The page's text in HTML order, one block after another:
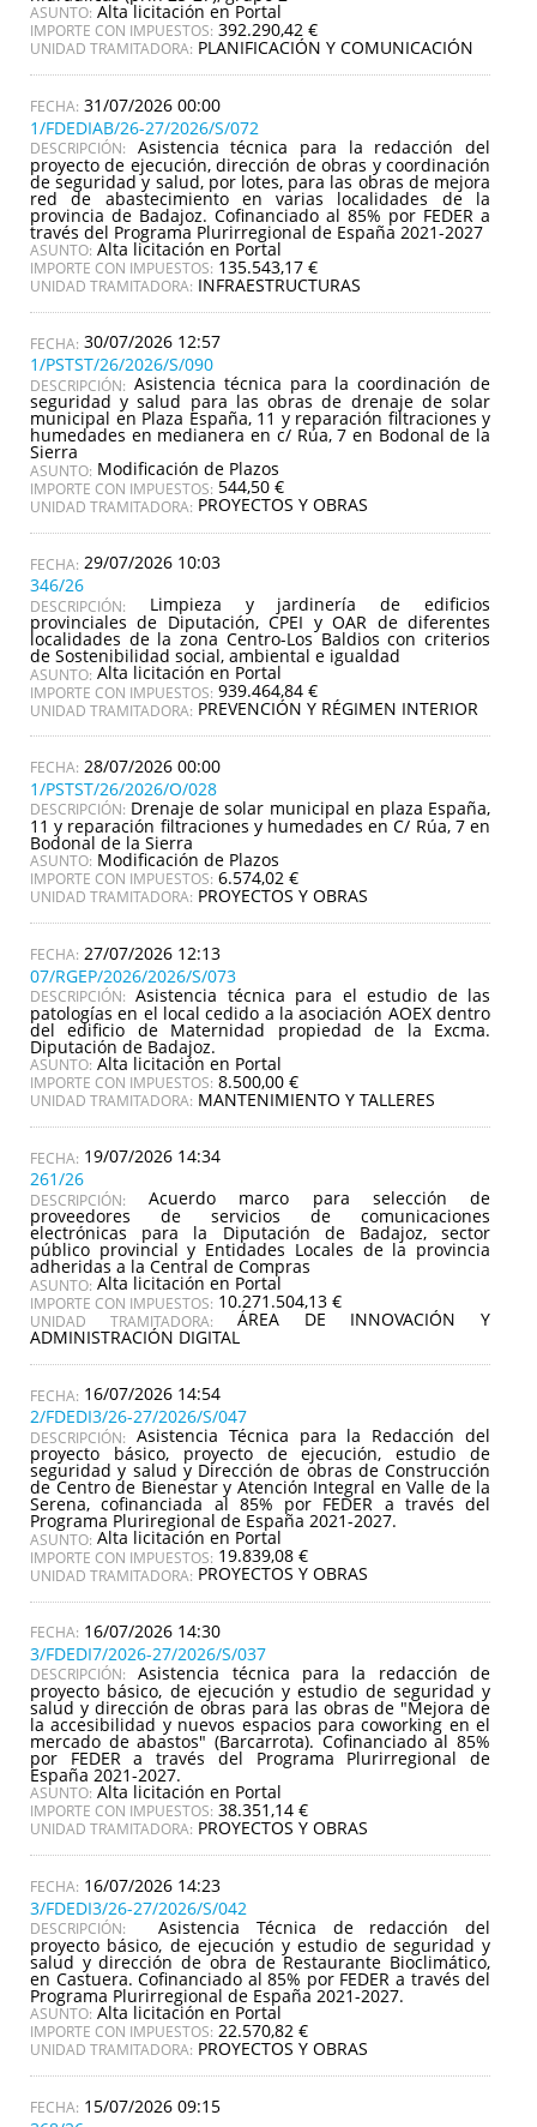
ASUNTO: Alta licitación en Portal
IMPORTE CON IMPUESTOS: 392.290,42 €
UNIDAD TRAMITADORA: PLANIFICACIÓN Y COMUNICACIÓN
31/07/2026 00:00
1/FDEDIAB/26-27/2026/S/072
DESCRIPCIÓN: Asistencia técnica para la redacción del
proyecto de ejecución, dirección de obras y coordinación
de seguridad y salud, por lotes, para las obras de mejora
red de abastecimiento en varias localidades de la
provincia de Badajoz. Cofinanciado al 85% por FEDER a
través del Programa Plurirregional de España 2021-2027
ASUNTO: Alta licitación en Portal
IMPORTE CON IMPUESTOS: 135.543,17 €
UNIDAD TRAMITADORA: INFRAESTRUCTURAS
30/07/2026 12:57
1/PSTST/26/2026/S/090
DESCRIPCIÓN: Asistencia técnica para la coordinación de
seguridad y salud para las obras de drenaje de solar
municipal en Plaza España, 11 y reparación filtraciones y
humedades en medianera en c/ Rúa, 7 en Bodonal de la
Sierra
ASUNTO: Modificación de Plazos
IMPORTE CON IMPUESTOS: 544,50 €
UNIDAD TRAMITADORA: PROYECTOS Y OBRAS
29/07/2026 10:03
346/26
DESCRIPCIÓN: Limpieza y jardinería de edificios
provinciales de Diputación, CPEI y OAR de diferentes
localidades de la zona Centro-Los Baldios con criterios
de Sostenibilidad social, ambiental e igualdad
ASUNTO: Alta licitación en Portal
IMPORTE CON IMPUESTOS: 939.464,84 €
UNIDAD TRAMITADORA: PREVENCIÓN Y RÉGIMEN INTERIOR
28/07/2026 00:00
1/PSTST/26/2026/O/028
DESCRIPCIÓN: Drenaje de solar municipal en plaza España,
11 y reparación filtraciones y humedades en C/ Rúa, 7 en
Bodonal de la Sierra
ASUNTO: Modificación de Plazos
IMPORTE CON IMPUESTOS: 6.574,02 €
UNIDAD TRAMITADORA: PROYECTOS Y OBRAS
27/07/2026 12:13
07/RGEP/2026/2026/S/073
DESCRIPCIÓN: Asistencia técnica para el estudio de las
patologías en el local cedido a la asociación AOEX dentro
del edificio de Maternidad propiedad de la Excma.
Diputación de Badajoz.
ASUNTO: Alta licitación en Portal
IMPORTE CON IMPUESTOS: 8.500,00 €
UNIDAD TRAMITADORA: MANTENIMIENTO Y TALLERES
19/07/2026 14:34
261/26
DESCRIPCIÓN: Acuerdo marco para selección de
proveedores de servicios de comunicaciones
electrónicas para la Diputación de Badajoz, sector
público provincial y Entidades Locales de la provincia
adheridas a la Central de Compras
ASUNTO: Alta licitación en Portal
IMPORTE CON IMPUESTOS: 10.271.504,13 €
UNIDAD TRAMITADORA: ÁREA DE INNOVACIÓN Y
ADMINISTRACIÓN DIGITAL
16/07/2026 14:54
2/FDEDI3/26-27/2026/S/047
DESCRIPCIÓN: Asistencia Técnica para la Redacción del
proyecto básico, proyecto de ejecución, estudio de
seguridad y salud y Dirección de obras de Construcción
de Centro de Bienestar y Atención Integral en Valle de la
Serena, cofinanciada al 85% por FEDER a través del
Programa Pluriregional de España 2021-2027.
ASUNTO: Alta licitación en Portal
IMPORTE CON IMPUESTOS: 19.839,08 €
UNIDAD TRAMITADORA: PROYECTOS Y OBRAS
16/07/2026 14:30
3/FDEDI7/2026-27/2026/S/037
DESCRIPCIÓN: Asistencia técnica para la redacción de
proyecto básico, de ejecución y estudio de seguridad y
salud y dirección de obras para las obras de "Mejora de
la accesibilidad y nuevos espacios para coworking en el
mercado de abastos" (Barcarrota). Cofinanciado al 85%
por FEDER a través del Programa Plurirregional de
España 2021-2027.
ASUNTO: Alta licitación en Portal
IMPORTE CON IMPUESTOS: 38.351,14 €
UNIDAD TRAMITADORA: PROYECTOS Y OBRAS
16/07/2026 14:23
3/FDEDI3/26-27/2026/S/042
DESCRIPCIÓN: Asistencia Técnica de redacción del
proyecto básico, de ejecución y estudio de seguridad y
salud y dirección de obra de Restaurante Bioclimático,
en Castuera. Cofinanciado al 85% por FEDER a través del
Programa Plurirregional de España 2021-2027.
ASUNTO: Alta licitación en Portal
IMPORTE CON IMPUESTOS: 22.570,82 €
UNIDAD TRAMITADORA: PROYECTOS Y OBRAS
15/07/2026 09:15